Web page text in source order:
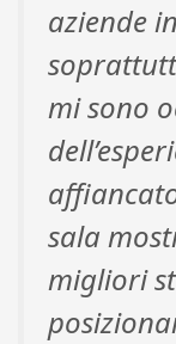
aziende
mi sono
sala
migliori